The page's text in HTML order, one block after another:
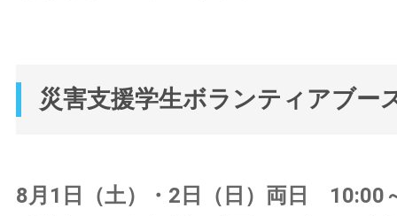
災害支援学生ボランティアブー
8月1日（土）・2日（日）両日 10:00